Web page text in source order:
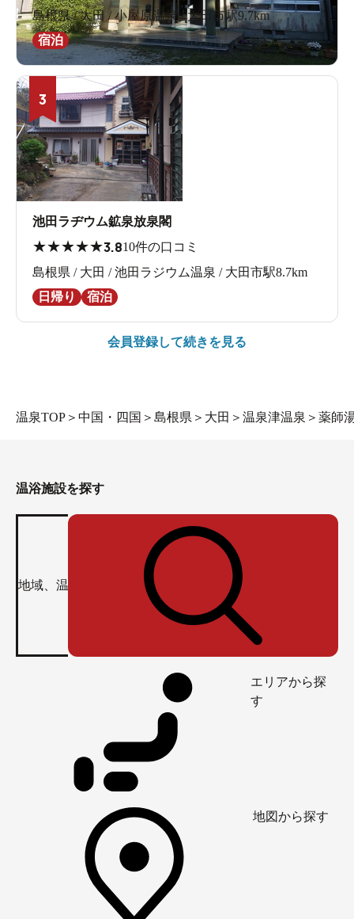
島根県 / 大田 / 小屋原温泉 / 大田市駅9.7km
宿泊
3
池田ラヂウム鉱泉放泉閣
★★★★★3.810件の口コミ
島根県 / 大田 / 池田ラジウム温泉 / 大田市駅8.7km
日帰り
宿泊
会員登録して続きを見る
温泉TOP ＞ 中国・四国 ＞ 島根県 ＞ 大田 ＞ 温泉津温泉 ＞ 薬師
温浴施設を探す
エリアから探
す
地図から探す